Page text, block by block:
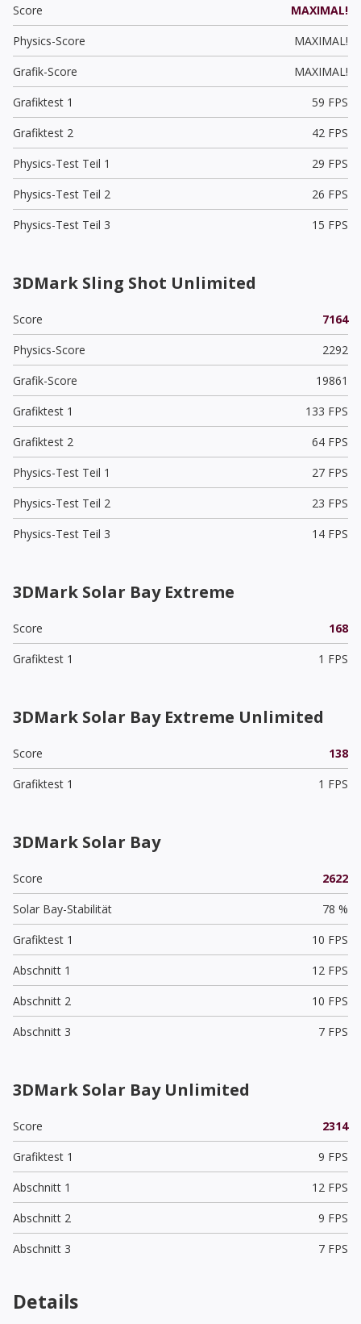
Score
MAXIMAL!
Physics-Score
MAXIMAL!
Grafik-Score
MAXIMAL!
Grafiktest 1
59 FPS
Grafiktest 2
42 FPS
Physics-Test Teil 1
29 FPS
Physics-Test Teil 2
26 FPS
Physics-Test Teil 3
15 FPS
3DMark Sling Shot Unlimited
Score
7164
Physics-Score
2292
Grafik-Score
19861
Grafiktest 1
133 FPS
Grafiktest 2
64 FPS
Physics-Test Teil 1
27 FPS
Physics-Test Teil 2
23 FPS
Physics-Test Teil 3
14 FPS
3DMark Solar Bay Extreme
Score
168
Grafiktest 1
1 FPS
3DMark Solar Bay Extreme Unlimited
Score
138
Grafiktest 1
1 FPS
3DMark Solar Bay
Score
2622
Solar Bay-Stabilität
78 %
Grafiktest 1
10 FPS
Abschnitt 1
12 FPS
Abschnitt 2
10 FPS
Abschnitt 3
7 FPS
3DMark Solar Bay Unlimited
Score
2314
Grafiktest 1
9 FPS
Abschnitt 1
12 FPS
Abschnitt 2
9 FPS
Abschnitt 3
7 FPS
Details